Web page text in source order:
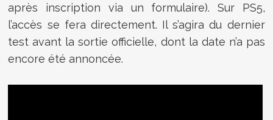
après inscription via un formulaire). Sur PS5,
l’accès se fera directement. Il s’agira du dernier
test avant la sortie officielle, dont la date n’a pas
encore été annoncée.